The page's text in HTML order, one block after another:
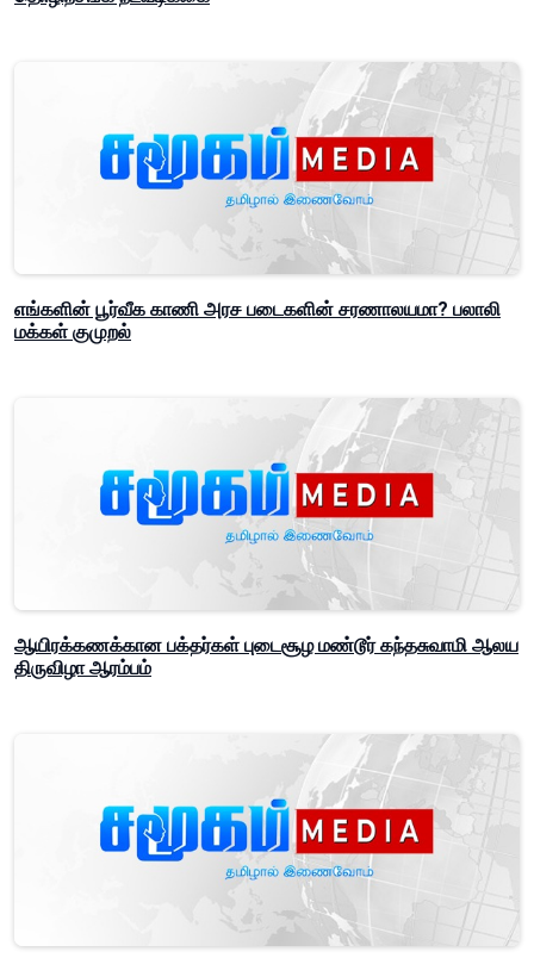
எங்களின் பூர்வீக காணி அரச படைகளின் சரணாலயமா? பலாலி
மக்கள் குமுறல்
ஆயிரக்கணக்கான பக்தர்கள் புடைசூழ மண்டூர் கந்தசுவாமி ஆலய
திருவிழா ஆரம்பம்